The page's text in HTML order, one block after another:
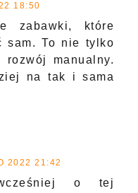
18:50
zabawki, które
sam. To nie tylko
manualny.
na tak i sama
2022 21:42
o tej